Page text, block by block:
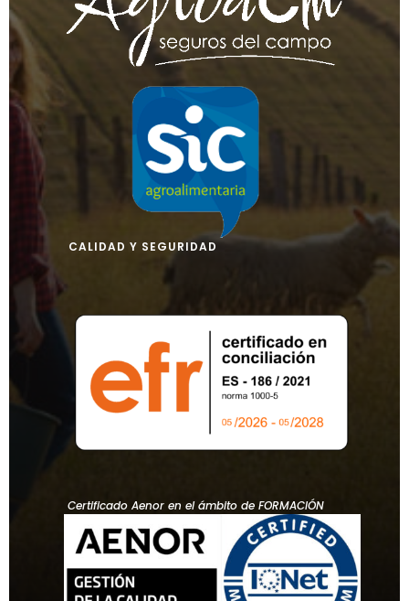
CALIDAD Y SEGURIDAD
Certificado Aenor en el ámbito de FORMACIÓN